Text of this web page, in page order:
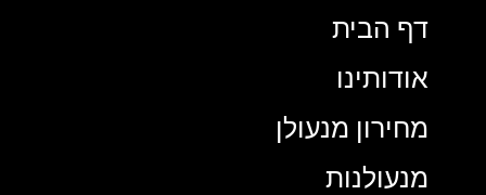
דף הבית
אודותינו
מחירון מנעולן
מנעולנות